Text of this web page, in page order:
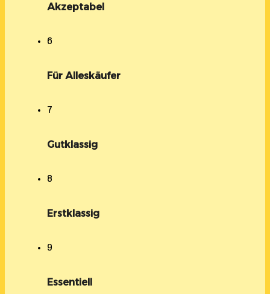
Akzeptabel
6
Für Alleskäufer
7
Gutklassig
8
Erstklassig
9
Essentiell